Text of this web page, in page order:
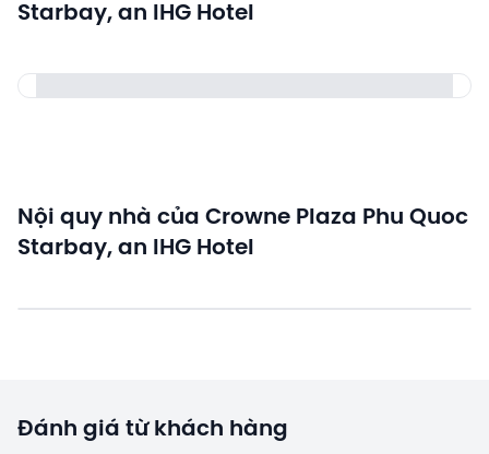
Starbay, an IHG Hotel
Nội quy nhà của Crowne Plaza Phu Quoc
Starbay, an IHG Hotel
Đánh giá từ khách hàng